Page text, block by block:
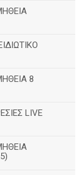
8
LIVE